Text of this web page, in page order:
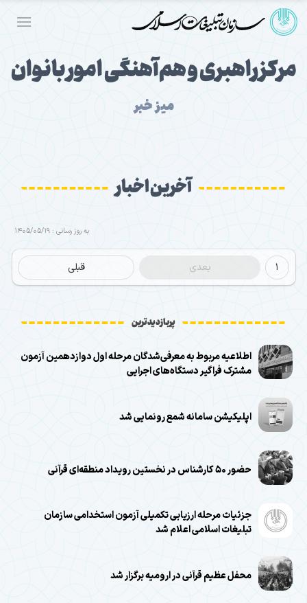
مرکز راهبری و هم‌آهنگی امور بانوان
میز خبر
آخرین اخبار
به روز رسانی : 1405/05/19
قبلی بعدی 1
پربازدیدترین
اطلاعیه مربوط به معرفی‌شدگان مرحله اول دوازدهمین آزمون
مشترک فراگیر دستگاه‌های اجرایی
اپلیکیشن سامانه شمع رونمایی شد
حضور ۵۰ کارشناس در نخستین رویداد منطقه‌ای قرآنی
جزئیات مرحله ارزیابی تکمیلی آزمون استخدامی سازمان
تبلیغات اسلامی اعلام شد
محفل عظیم قرآنی در ارومیه برگزار شد